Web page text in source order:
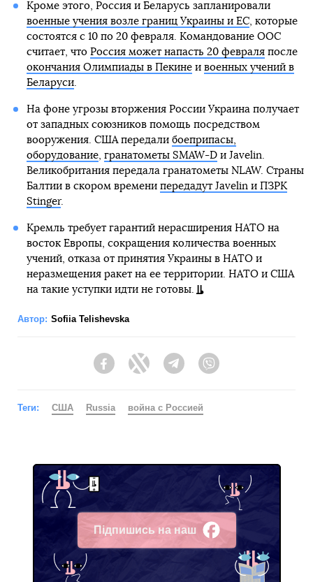
Кроме этого, Россия и Беларусь запланировали
военные учения возле границ Украины и ЕС, которые
состоятся с 10 по 20 февраля. Командование ООС
считает, что Россия может напасть 20 февраляпосле
окончания Олимпиады в Пекинеи военных учений в
Беларуси.
На фоне угрозы вторжения России Украина получает
от западных союзников помощь посредством
вооружения. США передали боеприпасы,
оборудование, гранатометы SMAW-Dи Javelin.
Великобритания передала гранатометы NLAW. Страны
Балтии в скором времени передадут Javelin и ПЗРК
Stinger.
Кремль требует гарантий нерасширения НАТО на
восток Европы, сокращения количества военных
учений, отказа от принятия Украины в НАТО и
неразмещения ракет на ее территории. НАТО и США
на такие уступки идти не готовы.
Автор: Sofiia Telishevska
FacebookTwitter Telegram
Теги: США Russia война с Россией
Підпишись на наш
Facebook